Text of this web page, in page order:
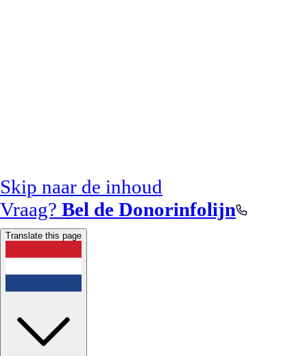
Skip naar de inhoud
Vraag? Bel de Donorinfolijn
Translate this page